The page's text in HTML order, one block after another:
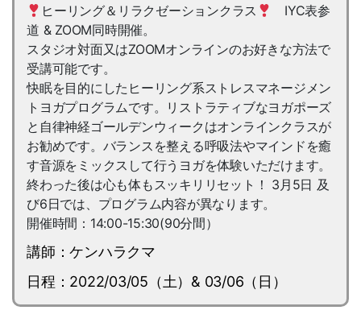
ヒーリング＆リラクゼーションクラス
IYC表参
道 & ZOOM同時開催。
スタジオ対面又はZOOMオンラインのお好きな方法で
受講可能です。
快眠を目的にしたヒーリング系ストレスマネージメン
トヨガプログラムです。リストラティブなヨガポーズ
と自律神経ゴールデンウィークはオンラインクラスが
お勧めです。バランスを整える呼吸法やマインドを癒
す音源をミックスして行うヨガを体験いただけます。
終わった後は心も体もスッキリリセット！ 3月5日 及
び6日では、プログラム内容が異なります。
開催時間：14:00-15:30(90分間）
講師：ケンハラクマ
日程：2022/03/05（土）& 03/06（日）